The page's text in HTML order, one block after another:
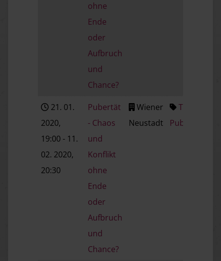
ohne
Ende
oder
Aufbruch
und
Chance?
21. 01.
2020,
19:00 - 11.
02. 2020,
20:30
Pubertät
- Chaos
und
Konflikt
ohne
Ende
oder
Aufbruch
und
Chance?
Wiener
Neustadt
Thema:
Pubertät